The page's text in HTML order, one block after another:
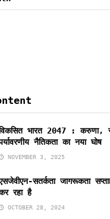
भारत 2047 : करुणा,
नैतिकता का नया घोष
NOVEMBER 3, 2025
सतर्कता जागरूकता
रहा है
OCTOBER 28, 2024